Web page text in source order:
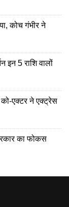
कोच गंभीर ने
इन 5 राशि वालों
एक्टर ने एक्ट्रेस
का फोकस